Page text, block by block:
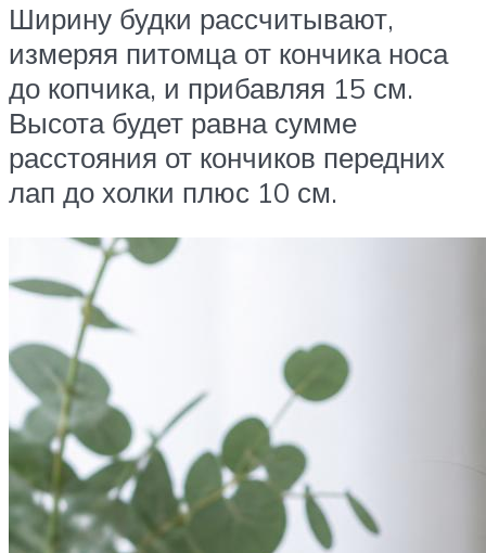
Ширину будки рассчитывают,
измеряя питомца от кончика носа
до копчика, и прибавляя 15 см.
Высота будет равна сумме
расстояния от кончиков передних
лап до холки плюс 10 см.